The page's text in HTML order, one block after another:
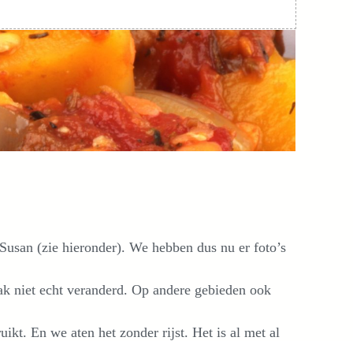
(zie hieronder). We hebben dus nu er foto’s
niet echt veranderd. Op andere gebieden ook
En we aten het zonder rijst. Het is al met al